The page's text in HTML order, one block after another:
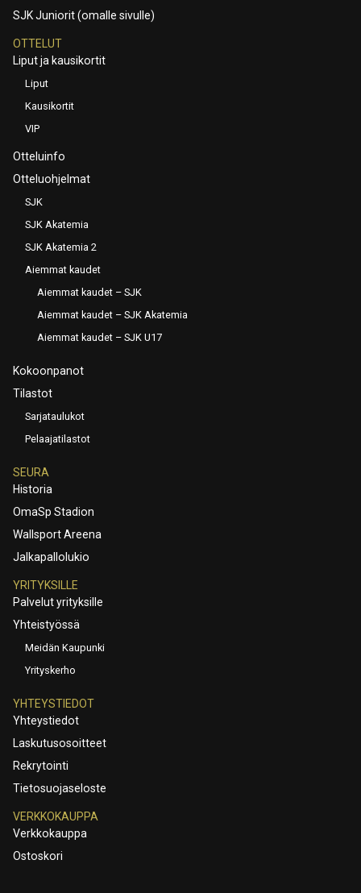
SJK Juniorit (omalle sivulle)
OTTELUT
Liput ja kausikortit
Liput
Kausikortit
VIP
Otteluinfo
Otteluohjelmat
SJK
SJK Akatemia
SJK Akatemia 2
Aiemmat kaudet
Aiemmat kaudet – SJK
Aiemmat kaudet – SJK Akatemia
Aiemmat kaudet – SJK U17
Kokoonpanot
Tilastot
Sarjataulukot
Pelaajatilastot
SEURA
Historia
OmaSp Stadion
Wallsport Areena
Jalkapallolukio
YRITYKSILLE
Palvelut yrityksille
Yhteistyössä
Meidän Kaupunki
Yrityskerho
YHTEYSTIEDOT
Yhteystiedot
Laskutusosoitteet
Rekrytointi
Tietosuojaseloste
VERKKOKAUPPA
Verkkokauppa
Ostoskori